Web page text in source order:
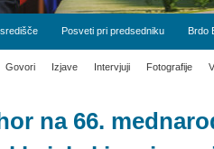
Posveti pri predsedniku Brdo
Govori Izjave Intervjuji Fotografije
na 66.